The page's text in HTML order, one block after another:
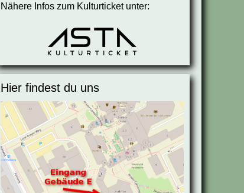
Nähere Infos zum Kulturticket unter:
Hier findest du uns